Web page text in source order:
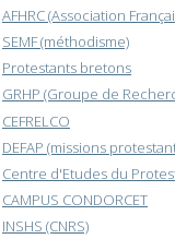
AFHRC (Association
SEMF (méthodisme)
Protestants bretons
GRHP (Groupe de
CEFRELCO
DEFAP (missions
Centre d'Etudes du
CAMPUS CONDORCET
INSHS (CNRS)